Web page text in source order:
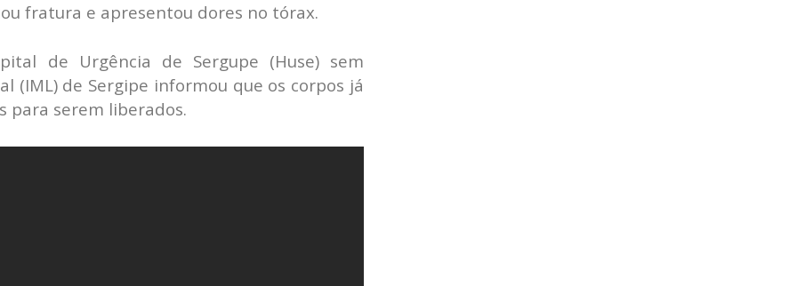
fratura e apresentou dores no tórax.
de Urgência de Sergupe (Huse) sem
(IML) de Sergipe informou que os corpos já
para serem liberados.